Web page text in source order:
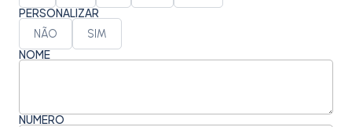
PERSONALIZAR
NÃO SIM
NOME
NÚMERO